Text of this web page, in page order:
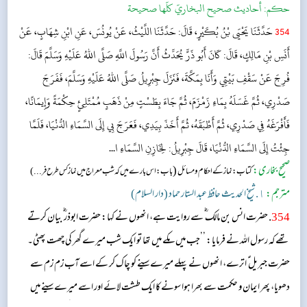
حکم:أحاديث صحيح البخاريّ كلّها صحيحة
354حَدَّثَنَا يَحْيَى بْنُ بُكَيْرٍ، قَالَ: حَدَّثَنَا اللَّيْثُ، عَنْ يُونُسَ، عَنِ ابْنِ شِهَابٍ، عَنْ
أَنَسِ بْنِ مَالِكٍ، قَالَ: كَانَ أَبُو ذَرٍّ يُحَدِّثُ أَنَّ رَسُولَ اللَّهِ صَلَّى اللهُ عَلَيْهِ وَسَلَّمَ قَالَ:
فُرِجَ عَنْ سَقْفِ بَيْتِي وَأَنَا بِمَكَّةَ، فَنَزَلَ جِبْرِيلُ صَلَّى اللهُ عَلَيْهِ وَسَلَّمَ، فَفَرَجَ
صَدْرِي، ثُمَّ غَسَلَهُ بِمَاءِ زَمْزَمَ، ثُمَّ جَاءَ بِطَسْتٍ مِنْ ذَهَبٍ مُمْتَلِئٍ حِكْمَةً وَإِيمَانًا،
فَأَفْرَغَهُ فِي صَدْرِي، ثُمَّ أَطْبَقَهُ، ثُمَّ أَخَذَ بِيَدِي، فَعَرَجَ بِي إِلَى السَّمَاءِ الدُّنْيَا، فَلَمَّا
جِئْتُ إِلَى السَّمَاءِ الدُّنْيَا، قَالَ جِبْرِيلُ: لِخَازِنِ السَّمَاءِ ا...
صحیح بخاری:کتاب: نماز کے احکام و مسائل(باب: اس بارے میں کہ شب معراج میں نماز کس طرح فر...)
مترجم: ١. شیخ الحدیث حافظ عبد الستار حماد (دار السلام)
354. حضرت انس بن مالک ؓ سے روایت ہے، انھوں نے کہا: حضرت ابوذر ؓ بیان کرتے
تھے کہ رسول اللہ نے فرمایا: ’’جب میں مکے میں تھا تو ایک شب میرے گھر کی چھت پھٹی۔
حضرت جبریل ؑ اترے، انھوں نے پہلے میرے سینے کو چاک کر کے اسے آب زم زم سے
دھویا، پھر ایمان و حکمت سے بھرا ہوا سونے کا ایک طشت لائے اور اسے میرے سینے میں